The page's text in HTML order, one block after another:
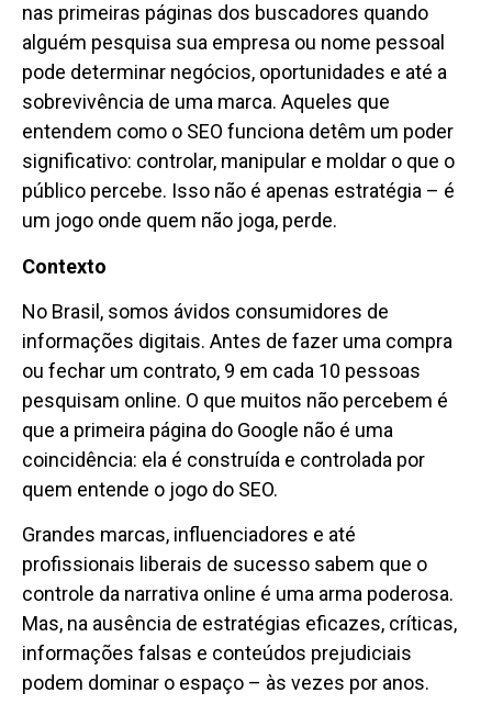
nas primeiras páginas dos buscadores quando
alguém pesquisa sua empresa ou nome pessoal
pode determinar negócios, oportunidades e até a
sobrevivência de uma marca. Aqueles que
entendem como o SEO funciona detêm um poder
significativo: controlar, manipular e moldar o que o
público percebe. Isso não é apenas estratégia – é
um jogo onde quem não joga, perde.
Contexto
No Brasil, somos ávidos consumidores de
informações digitais. Antes de fazer uma compra
ou fechar um contrato, 9 em cada 10 pessoas
pesquisam online. O que muitos não percebem é
que a primeira página do Google não é uma
coincidência: ela é construída e controlada por
quem entende o jogo do SEO.
Grandes marcas, influenciadores e até
profissionais liberais de sucesso sabem que o
controle da narrativa online é uma arma poderosa.
Mas, na ausência de estratégias eficazes, críticas,
informações falsas e conteúdos prejudiciais
podem dominar o espaço – às vezes por anos.